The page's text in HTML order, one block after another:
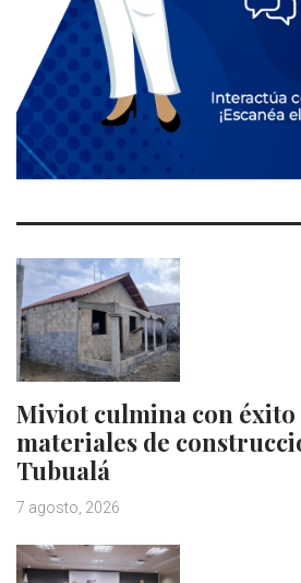
Miviot culmina con éxito
materiales de
Tubualá
7 agosto, 2026